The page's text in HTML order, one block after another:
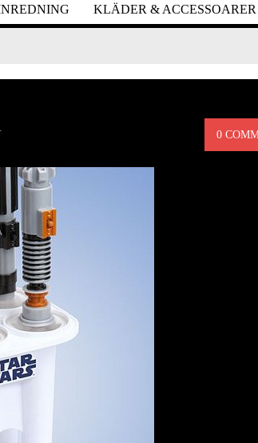
KLÄDER & ACCESSOARER
0